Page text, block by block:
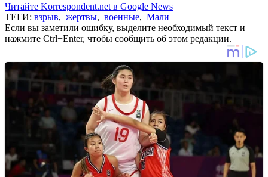
Читайте Korrespondent.net в Google News
ТЕГИ: взрыв, жертвы, военные, Мали
Если вы заметили ошибку, выделите необходимый текст и
нажмите Ctrl+Enter, чтобы сообщить об этом редакции.